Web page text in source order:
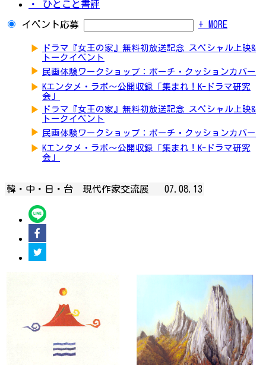
・ ひとこと書評
イベント応募 + MORE
▶
ドラマ『女王の家』無料初放送記念 スペシャル上映&
トークイベント
▶ 民画体験ワークショップ：ポーチ・クッションカバー
▶ Kエンタメ・ラボ～公開収録「集まれ！K-ドラマ研究
会」
▶
ドラマ『女王の家』無料初放送記念 スペシャル上映&
トークイベント
▶ 民画体験ワークショップ：ポーチ・クッションカバー
▶ Kエンタメ・ラボ～公開収録「集まれ！K-ドラマ研究
会」
韓・中・日・台 現代作家交流展 07.08.13